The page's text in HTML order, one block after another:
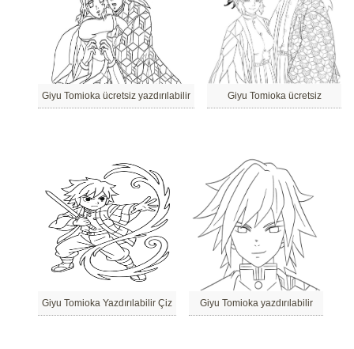
Giyu Tomioka ücretsiz yazdırılabilir Giyu Tomioka ücretsiz
Giyu Tomioka Yazdırılabilir Çiz Giyu Tomioka yazdırılabilir